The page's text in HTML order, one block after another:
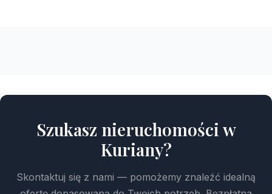
Szukasz nieruchomości w
Kuriany?
Skontaktuj się z nami — pomożemy znaleźć idealną